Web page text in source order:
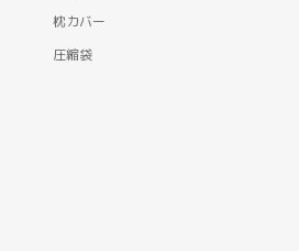
枕カバー
圧縮袋